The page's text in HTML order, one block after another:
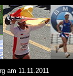
am 11.11.2011